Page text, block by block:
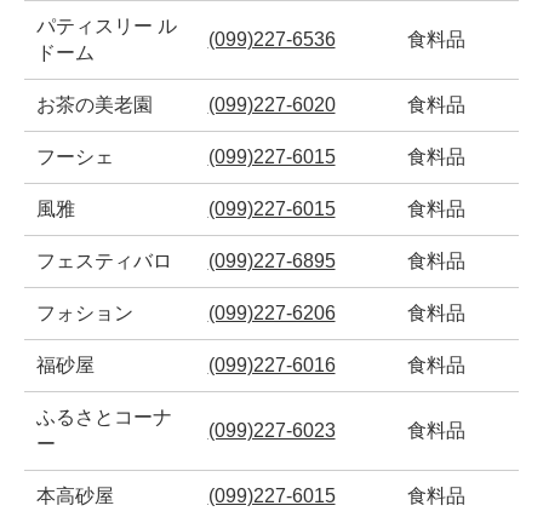
パティスリー ル
ドーム
(099)227-6536 食料品
お茶の美老園 (099)227-6020 食料品
フーシェ (099)227-6015 食料品
風雅 (099)227-6015 食料品
フェスティバロ (099)227-6895 食料品
フォション (099)227-6206 食料品
福砂屋 (099)227-6016 食料品
ふるさとコーナ
ー
(099)227-6023 食料品
本高砂屋 (099)227-6015 食料品